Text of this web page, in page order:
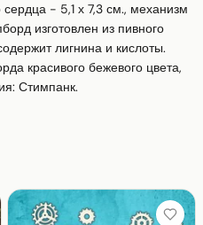
- 5,1 х 7,3 см., механизм
изготовлен из пивного
лигнина и кислоты.
красивого бежевого цвета,
Стимпанк.